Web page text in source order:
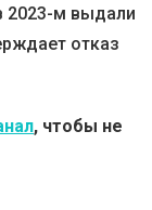
2023-м выдали
отказ
, чтобы не